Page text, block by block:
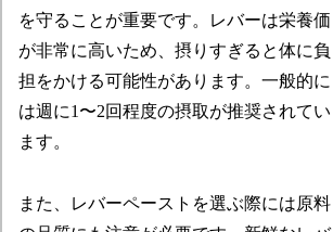
を守ることが重要です。レバーは栄養価
が非常に高いため、摂りすぎると体に負
担をかける可能性があります。一般的に
は週に1〜2回程度の摂取が推奨されてい
ます。
また、レバーペーストを選ぶ際には原料